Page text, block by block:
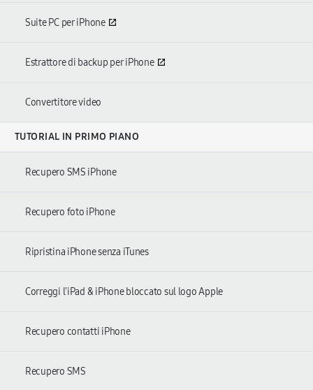
Suite PC per iPhone
Estrattore di backup per iPhone
Convertitore video
TUTORIAL IN PRIMO PIANO
Recupero SMS iPhone
Recupero foto iPhone
Ripristina iPhone senza iTunes
Correggi l'iPad & iPhone bloccato sul logo Apple
Recupero contatti iPhone
Recupero SMS